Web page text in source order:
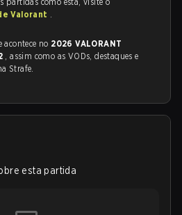
Valorant .
acontece no 2026 VALORANT
, assim como as VODs, destaques e
Strafe.
esta partida